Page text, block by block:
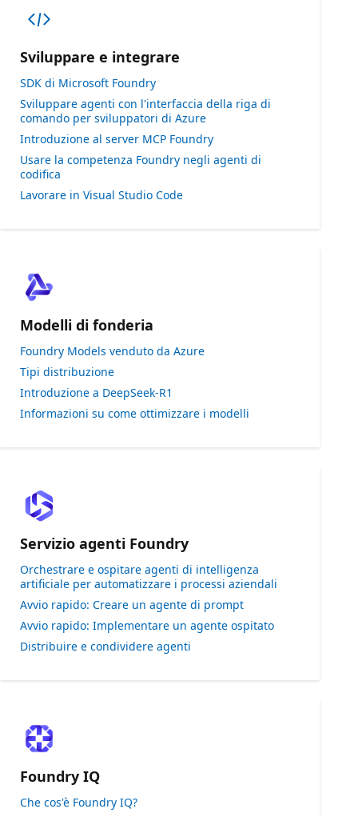
Sviluppare e integrare
SDK di Microsoft Foundry
Sviluppare agenti con l'interfaccia della riga di
comando per sviluppatori di Azure
Introduzione al server MCP Foundry
Usare la competenza Foundry negli agenti di
codifica
Lavorare in Visual Studio Code
Modelli di fonderia
Foundry Models venduto da Azure
Tipi distribuzione
Introduzione a DeepSeek-R1
Informazioni su come ottimizzare i modelli
Servizio agenti Foundry
Orchestrare e ospitare agenti di intelligenza
artificiale per automatizzare i processi aziendali
Avvio rapido: Creare un agente di prompt
Avvio rapido: Implementare un agente ospitato
Distribuire e condividere agenti
Foundry IQ
Che cos'è Foundry IQ?